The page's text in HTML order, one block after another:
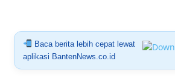
Baca berita lebih cepat lewat
aplikasi BantenNews.co.id